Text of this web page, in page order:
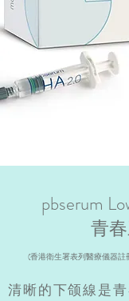
pbserum
青
(香港衛生署表列醫療儀器
清晰的下颌線是